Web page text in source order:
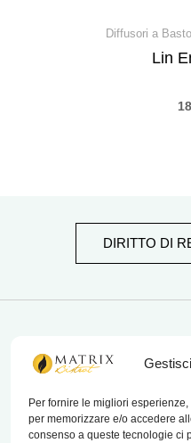
Per fornire le migliori
per memorizzare e/o accedere
consenso a queste tecnologie ci
Diffusori a
Lin
DIRITTO DI
Chi